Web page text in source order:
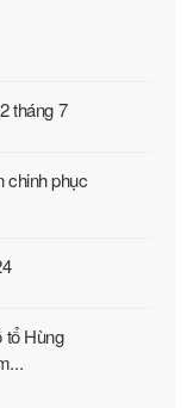
tháng 7
chinh phục
tổ Hùng